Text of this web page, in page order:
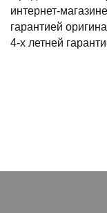
интернет-
гарантией
4-х летней